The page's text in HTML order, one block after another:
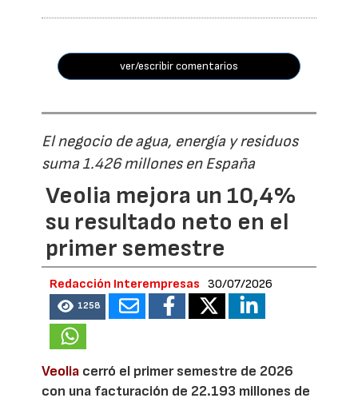
ver/escribir comentarios
El negocio de agua, energía y residuos
suma 1.426 millones en España
Veolia mejora un 10,4%
su resultado neto en el
primer semestre
Redacción Interempresas 30/07/2026
1258
Veolia cerró el primer semestre de 2026
con una facturación de 22.193 millones de